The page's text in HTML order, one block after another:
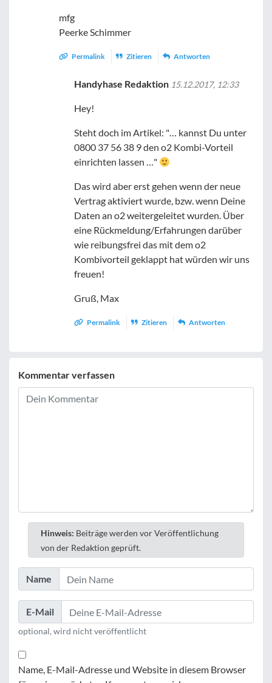
mfg
Peerke Schimmer
Permalink Zitieren Antworten
Handyhase Redaktion 15.12.2017, 12:33
Hey!
Steht doch im Artikel: "… kannst Du unter
0800 37 56 38 9 den o2 Kombi-Vorteil
einrichten lassen …"
Das wird aber erst gehen wenn der neue
Vertrag aktiviert wurde, bzw. wenn Deine
Daten an o2 weitergeleitet wurden. Über
eine Rückmeldung/Erfahrungen darüber
wie reibungsfrei das mit dem o2
Kombivorteil geklappt hat würden wir uns
freuen!
Gruß, Max
Permalink Zitieren Antworten
Kommentar verfassen
Hinweis: Beiträge werden vor Veröffentlichung
von der Redaktion geprüft.
Name
E-Mail
optional, wird nicht veröffentlicht
Name, E-Mail-Adresse und Website in diesem Browser